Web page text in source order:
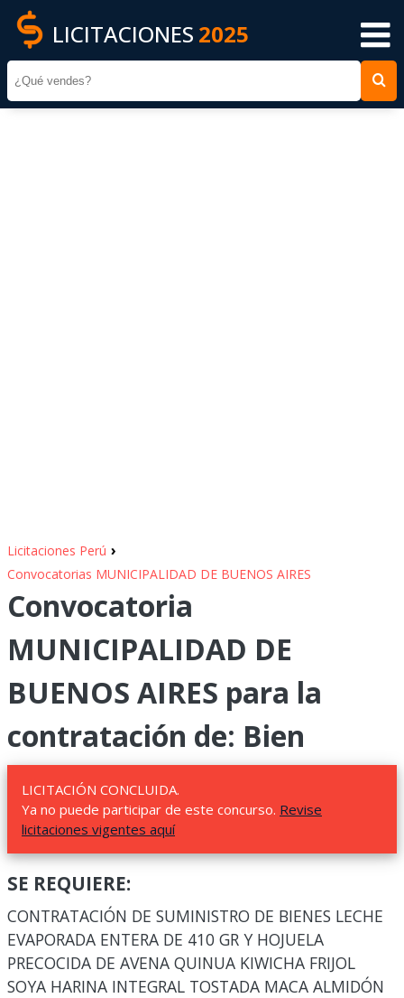
LICITACIONES 2025
Licitaciones Perú ›
Convocatorias MUNICIPALIDAD DE BUENOS AIRES
Convocatoria
MUNICIPALIDAD DE
BUENOS AIRES para la
contratación de: Bien
LICITACIÓN CONCLUIDA.
Ya no puede participar de este concurso. Revise
licitaciones vigentes aquí
SE REQUIERE:
CONTRATACIÓN DE SUMINISTRO DE BIENES LECHE
EVAPORADA ENTERA DE 410 GR Y HOJUELA
PRECOCIDA DE AVENA QUINUA KIWICHA FRIJOL
SOYA HARINA INTEGRAL TOSTADA MACA ALMIDÓN